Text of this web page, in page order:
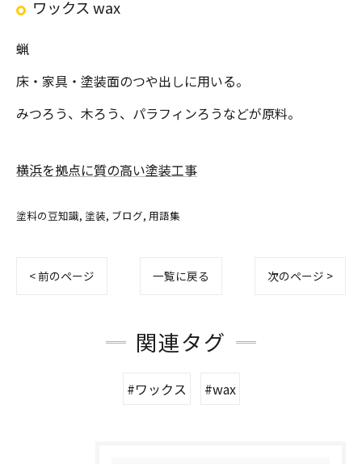
ワックス wax
蝋
床・家具・塗装面のつや出しに用いる。
みつろう、木ろう、パラフィンろうなどが原料。
横浜を拠点に質の高い塗装工事
塗料の豆知識 塗装 ブログ 用語集
< 前のページ 一覧に戻る 次のページ >
関連タグ
#ワックス #wax